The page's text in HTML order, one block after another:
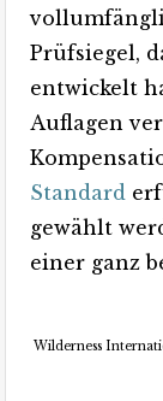
Prüfsiegel,
entwickelt
Auflagen
Standard
gewählt
einer ganz
Wilderness